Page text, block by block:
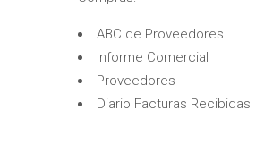
ABC de Proveedores
Informe Comercial
Proveedores
Diario Facturas Recibidas